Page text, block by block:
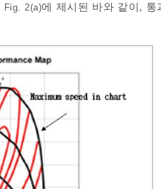
Fig. 2(a)에 제시된 바와 같이,